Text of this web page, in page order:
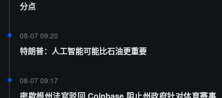
分点
08-07 09:20
特朗普：人工智能可能比石油更重要
08-07 09:17